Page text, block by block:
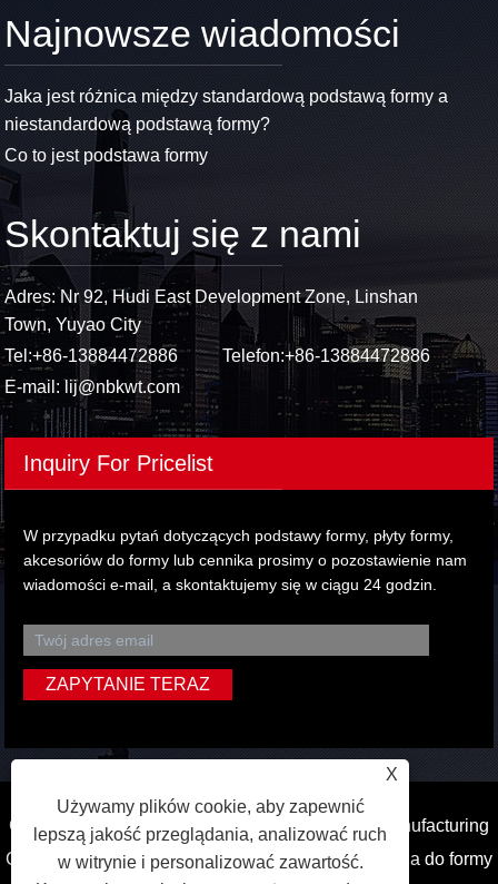
Najnowsze wiadomości
Jaka jest różnica między standardową podstawą formy a
niestandardową podstawą formy?
Co to jest podstawa formy
Skontaktuj się z nami
Adres: Nr 92, Hudi East Development Zone, Linshan
Town, Yuyao City
Tel:+86-13884472886 Telefon:+86-13884472886
E-mail:lij@nbkwt.com
Inquiry For Pricelist
W przypadku pytań dotyczących podstawy formy, płyty formy,
akcesoriów do formy lub cennika prosimy o pozostawienie nam
wiadomości e-mail, a skontaktujemy się w ciągu 24 godzin.
Copyright © 2022 Ningbo Kaiweite Mold Base Manufacturing
Co., Ltd. - Podstawa pleśni, płyta do formy, akcesoria do formy
X
Używamy plików cookie, aby zapewnić
lepszą jakość przeglądania, analizować ruch
w witrynie i personalizować zawartość.